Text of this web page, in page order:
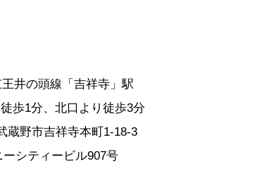
井の頭線「吉祥寺」駅
歩1分、北口より徒歩3分
蔵野市吉祥寺本町1-18-3
ーシティービル907号